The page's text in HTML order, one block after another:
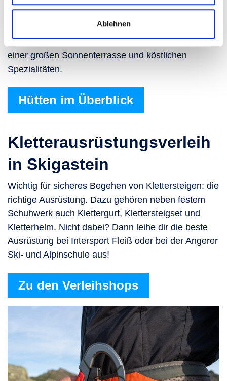
Ablehnen
der Hunger? Im Bergrestaurant Hirsch und Maus
lässt es sich bestens einkehren. Das modernen
Bergrestaurant lockt Klettersteiggeher:innen mit
einer großen Sonnenterrasse und köstlichen
Spezialitäten.
Hütten im Überblick
Kletterausrüstungsverleih
in Skigastein
Wichtig für sicheres Begehen von Klettersteigen: die
richtige Ausrüstung. Dazu gehören neben festem
Schuhwerk auch Klettergurt, Klettersteigset und
Kletterhelm. Nicht dabei? Dann leihe dir die beste
Ausrüstung bei Intersport Fleiß oder bei der Angerer
Ski- und Alpinschule aus!
Zu den Verleihshops